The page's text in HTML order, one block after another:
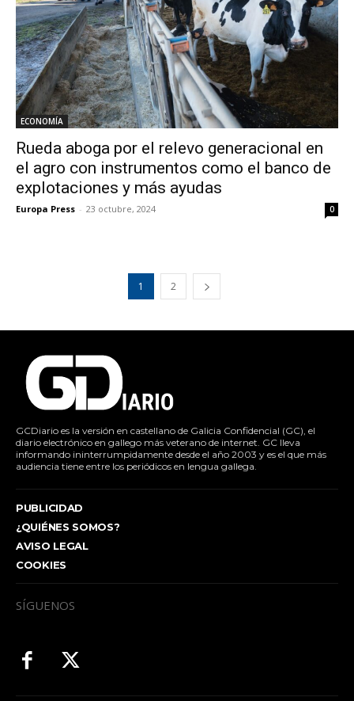
ECONOMÍA
Rueda aboga por el relevo generacional en
el agro con instrumentos como el banco de
explotaciones y más ayudas
Europa Press - 23 octubre, 2024 0
1 2
GCDiario es la versión en castellano de Galicia Confidencial (GC), el
diario electrónico en gallego más veterano de internet. GC lleva
informando ininterrumpidamente desde el año 2003 y es el que más
audiencia tiene entre los periódicos en lengua gallega.
PUBLICIDAD
¿QUIÉNES SOMOS?
AVISO LEGAL
COOKIES
SÍGUENOS